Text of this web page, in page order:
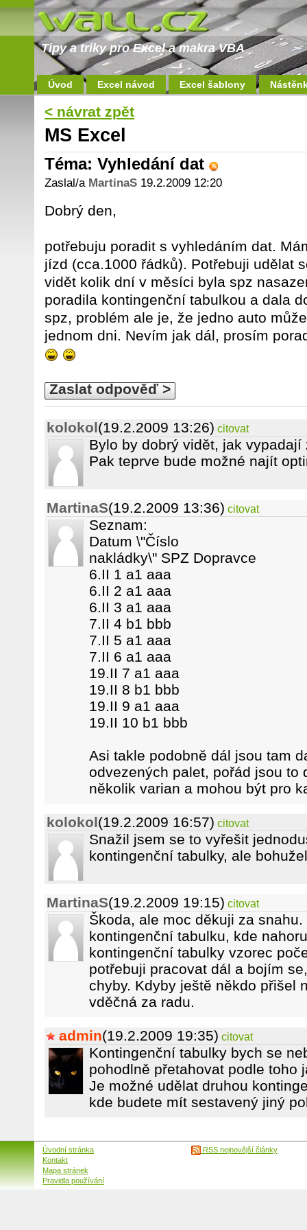
Tipy a triky pro Excel a makra VBA
Úvod Excel návod Excel šablony
< návrat zpět
MS Excel
Téma: Vyhledání dat
Zaslal/a MartinaS 19.2.2009 12:20
Dobrý den,
potřebuju poradit s vyhledáním dat.
jízd (cca.1000 řádků). Potřebuji udělat
vidět kolik dní v měsíci byla spz
poradila kontingenční tabulkou a dala
spz, problém ale je, že jedno auto
jednom dni. Nevím jak dál, prosím
Zaslat odpověď >
kolokol(19.2.2009 13:26) citovat
Bylo by dobrý vidět, jak
Pak teprve bude možné najít
MartinaS(19.2.2009 13:36) citovat
Seznam:
Datum \"Číslo
nakládky\" SPZ Dopravce
6.II 1 a1 aaa
6.II 2 a1 aaa
6.II 3 a1 aaa
7.II 4 b1 bbb
7.II 5 a1 aaa
7.II 6 a1 aaa
19.II 7 a1 aaa
19.II 8 b1 bbb
19.II 9 a1 aaa
19.II 10 b1 bbb
Asi takle podobně dál jsou tam
odvezených palet, pořád jsou to
několik varian a mohou být pro
kolokol(19.2.2009 16:57) citovat
Snažil jsem se to vyřešit
kontingenční tabulky, ale
MartinaS(19.2.2009 19:15) citovat
Škoda, ale moc děkuji za
kontingenční tabulku, kde
kontingenční tabulky vzorec
potřebuji pracovat dál a bojím
chyby. Kdyby ještě někdo přišel
vděčná za radu.
admin(19.2.2009 19:35) citovat
Kontingenční tabulky bych se
pohodlně přetahovat podle toho
Je možné udělat druhou
kde budete mít sestavený jiný
Úvodní stránka
Kontakt
Mapa stránek
Pravidla používání
RSS nejnovější články